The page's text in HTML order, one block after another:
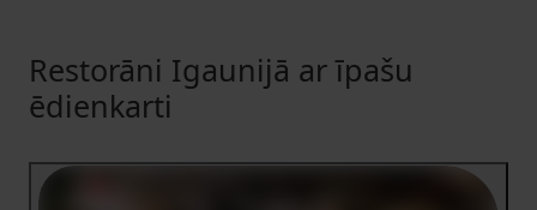
Restorāni Igaunijā ar īpašu
ēdienkarti